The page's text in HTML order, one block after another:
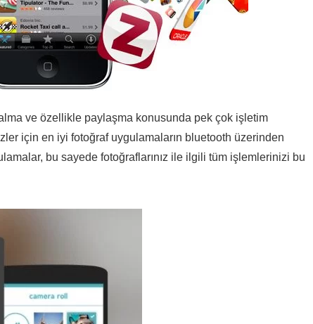
ve özellikle paylaşma konusunda pek çok işletim
için en iyi fotoğraf uygulamaların bluetooth üzerinden
bu sayede fotoğraflarınız ile ilgili tüm işlemlerinizi bu